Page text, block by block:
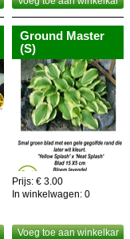
Ground Master
(S)
Prijs: € 3.00
In winkelwagen: 0
Voeg toe aan winkelkar